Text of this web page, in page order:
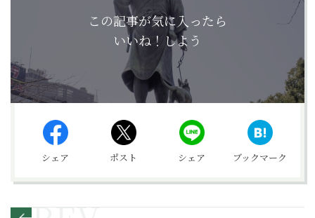
この記事が気に入ったら
いいね！しよう
シェア ポスト シェア ブックマーク